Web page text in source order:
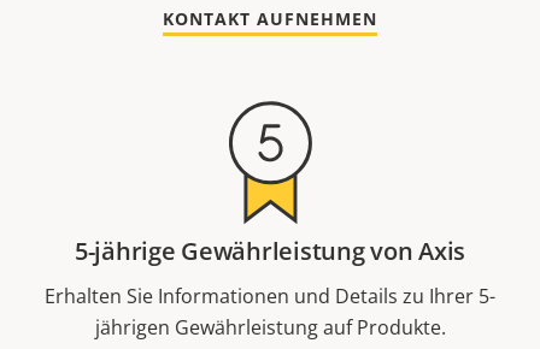
KONTAKT AUFNEHMEN
5-jährige Gewährleistung von Axis
Erhalten Sie Informationen und Details zu Ihrer 5-
jährigen Gewährleistung auf Produkte.